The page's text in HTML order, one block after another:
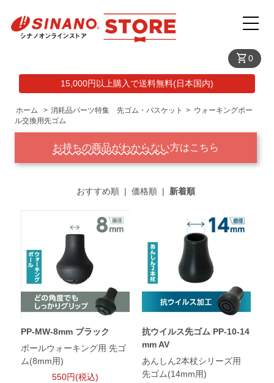
shopping_cart0
15,000円以上購入で送料無料(日本国内)
ホーム > 消耗品パーツ特集 先ゴム・バスケット > ウォーキングポー
ル交換用先ゴム
お持ちの商品がわからない方はこちら
おすすめ順| 価格順| 新着順
PP-MW-8mm ブラック
ポールウォーキング用 先ゴ
ム(8mm用)
550円(税込)
抗ウイルス先ゴム PP-10-14
mm AV
あんしん2本杖シリーズ用
先ゴム(14mm用)